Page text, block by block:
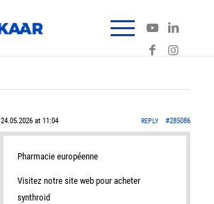
24.05.2026 at 11:04 #285086
REPLY
Pharmacie européenne
Visitez notre site web pour acheter
synthroid